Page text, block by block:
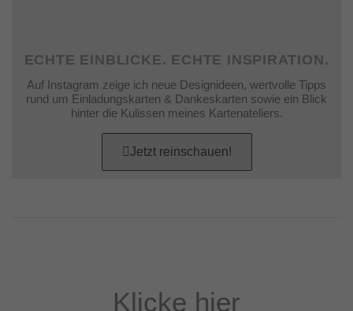
ECHTE EINBLICKE. ECHTE INSPIRATION.
Auf Instagram zeige ich neue Designideen, wertvolle Tipps
rund um Einladungskarten & Dankeskarten sowie ein Blick
hinter die Kulissen meines Kartenateliers.
Jetzt reinschauen!
Klicke hier